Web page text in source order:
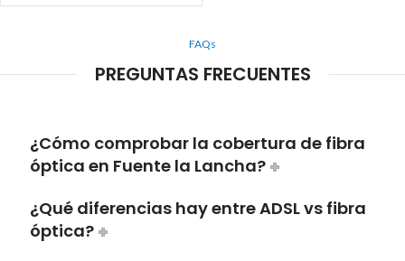
FAQs
PREGUNTAS FRECUENTES
¿Cómo comprobar la cobertura de fibra
óptica en Fuente la Lancha?
¿Qué diferencias hay entre ADSL vs fibra
óptica?